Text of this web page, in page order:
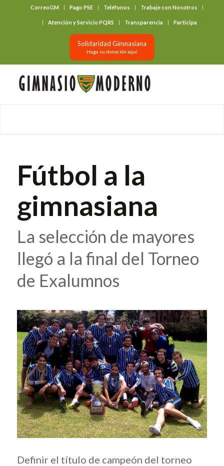
CorreoGM Pago PSE Teléfonos Trabaje con Nosotros
Atención y Servicio PQRS Transparencia Participa
Solidaridad Gimnasiana
Haga su donación aquí
Fútbol a la
gimnasiana
La selección de mayores
llegó a la final del Torneo
de Exalumnos
Definir el título de campeón del torneo